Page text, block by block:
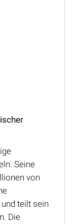
Seine
von
teilt sein
Die